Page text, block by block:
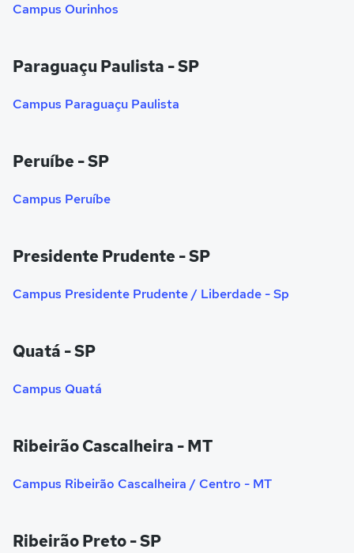
Campus Ourinhos
Paraguaçu Paulista - SP
Campus Paraguaçu Paulista
Peruíbe - SP
Campus Peruíbe
Presidente Prudente - SP
Campus Presidente Prudente / Liberdade - Sp
Quatá - SP
Campus Quatá
Ribeirão Cascalheira - MT
Campus Ribeirão Cascalheira / Centro - MT
Ribeirão Preto - SP